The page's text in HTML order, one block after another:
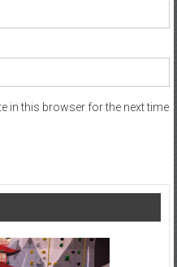
in this browser for the next time